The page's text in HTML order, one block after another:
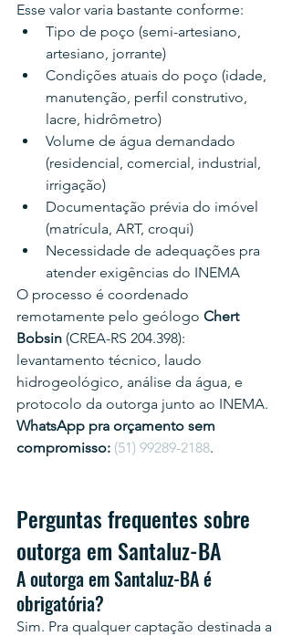
Esse valor varia bastante conforme:
Tipo de poço (semi-artesiano,
artesiano, jorrante)
Condições atuais do poço (idade,
manutenção, perfil construtivo,
lacre, hidrômetro)
Volume de água demandado
(residencial, comercial, industrial,
irrigação)
Documentação prévia do imóvel
(matrícula, ART, croqui)
Necessidade de adequações pra
atender exigências do INEMA
O processo é coordenado
remotamente pelo geólogo Chert
Bobsin (CREA-RS 204.398):
levantamento técnico, laudo
hidrogeológico, análise da água, e
protocolo da outorga junto ao INEMA.
WhatsApp pra orçamento sem
compromisso: (51) 99289-2188.
Perguntas frequentes sobre
outorga em Santaluz-BA
A outorga em Santaluz-BA é
obrigatória?
Sim. Pra qualquer captação destinada a